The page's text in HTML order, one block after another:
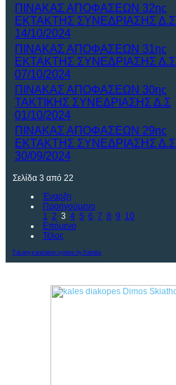
ΠΙΝΑΚΑΣ ΑΠΟΦΑΣΕΩΝ 32ης
ΕΚΤΑΚΤΗΣ ΣΥΝΕΔΡΙΑΣΗΣ Δ.Σ
14/10/2024
ΠΙΝΑΚΑΣ ΑΠΟΦΑΣΕΩΝ 31ης
ΕΚΤΑΚΤΗΣ ΣΥΝΕΔΡΙΑΣΗΣ Δ.Σ
07/10/2024
ΠΙΝΑΚΑΣ ΑΠΟΦΑΣΕΩΝ 30ης
ΤΑΚΤΙΚΗΣ ΣΥΝΕΔΡΙΑΣΗΣ Δ.Σ
01/10/2024
ΠΙΝΑΚΑΣ ΑΠΟΦΑΣΕΩΝ 29ης
ΕΚΤΑΚΤΗΣ ΣΥΝΕΔΡΙΑΣΗΣ Δ.Σ
30/09/2024
Σελίδα 3 από 22
Έναρξη
Προηγούμενο
1
2 3 4 5 6 7 8 9 10
Επόμενο
Τέλος
FaLang translation system by Faboba